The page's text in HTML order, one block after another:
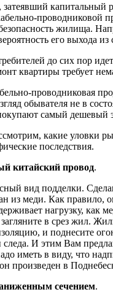
капитальный
проводниковой
жилища.
его выхода
до сих пор
квартиры требует
проводниковая
обывателя не в
самый дешевый
какие уловки
последствия.
китайский провод.
вид подделки.
из меди. Как правило,
нагрузку, как
в срез жил.
и поднесите
следа. И этим Вам
иметь в виду, что
произведен в
сечением.